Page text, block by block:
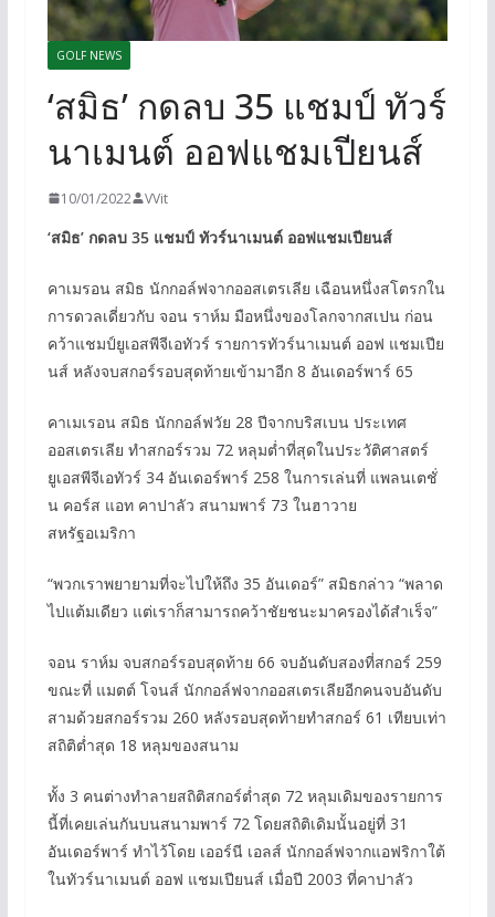
GOLF NEWS
‘สมิธ’ กดลบ 35 แชมป์ ทัวร์
นาเมนต์ ออฟแชมเปียนส์
10/01/2022 VVit
‘สมิธ’ กดลบ 35 แชมป์ ทัวร์นาเมนต์ ออฟแชมเปียนส์
คาเมรอน สมิธ นักกอล์ฟจากออสเตรเลีย เฉือนหนึ่งสโตรกใน
การดวลเดี่ยวกับ จอน ราห์ม มือหนึ่งของโลกจากสเปน ก่อน
คว้าแชมป์ยูเอสพีจีเอทัวร์ รายการทัวร์นาเมนต์ ออฟ แชมเปีย
นส์ หลังจบสกอร์รอบสุดท้ายเข้ามาอีก 8 อันเดอร์พาร์ 65
คาเมเรอน สมิธ นักกอล์ฟวัย 28 ปีจากบริสเบน ประเทศ
ออสเตรเลีย ทำสกอร์รวม 72 หลุมต่ำที่สุดในประวัติศาสตร์
ยูเอสพีจีเอทัวร์ 34 อันเดอร์พาร์ 258 ในการเล่นที่ แพลนเตชั่
น คอร์ส แอท คาปาลัว สนามพาร์ 73 ในฮาวาย
สหรัฐอเมริกา
“พวกเราพยายามที่จะไปให้ถึง 35 อันเดอร์” สมิธกล่าว “พลาด
ไปแต้มเดียว แต่เราก็สามารถคว้าชัยชนะมาครองได้สำเร็จ”
จอน ราห์ม จบสกอร์รอบสุดท้าย 66 จบอันดับสองที่สกอร์ 259
ขณะที่ แมตต์ โจนส์ นักกอล์ฟจากออสเตรเลียอีกคนจบอันดับ
สามด้วยสกอร์รวม 260 หลังรอบสุดท้ายทำสกอร์ 61 เทียบเท่า
สถิติต่ำสุด 18 หลุมของสนาม
ทั้ง 3 คนต่างทำลายสถิติสกอร์ต่ำสุด 72 หลุมเดิมของรายการ
นี้ที่เคยเล่นกันบนสนามพาร์ 72 โดยสถิติเดิมนั้นอยู่ที่ 31
อันเดอร์พาร์ ทำไว้โดย เออร์นี เอลส์ นักกอล์ฟจากแอฟริกาใต้
ในทัวร์นาเมนต์ ออฟ แชมเปียนส์ เมื่อปี 2003 ที่คาปาลัว